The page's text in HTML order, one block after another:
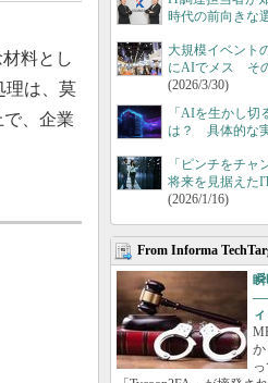
料とし
理は、莫
、企業
時代の前向きな
大規模イベント
にAIでメス そ
(2026/3/30)
「AIを生かし切
は？ 具体的な
「ピンチをチ
将来を見据えた
(2026/1/16)
From Informa
瞬